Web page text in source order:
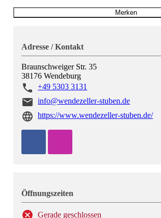
Adresse / Kontakt
Braunschweiger Str. 35
38176 Wendeburg
+49 5303 3131
info@wendezeller-stuben.de
https://www.wendezeller-stuben.de/
Öffnungszeiten
Gerade geschlossen
Merken